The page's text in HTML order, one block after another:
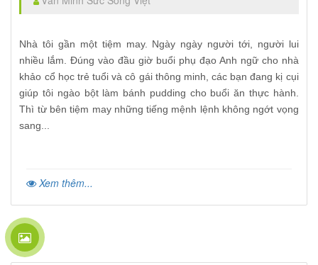
Nhà tôi gần một tiệm may. Ngày ngày người tới, người lui
nhiều lắm. Đúng vàođầu giờ buổi phụ đạo Anh ngữ cho nhà
khảo cổ học trẻ tuổi và cô gái thông minh, các bạn đang kị cụi
giúp tôi ngào bột làm bánh pudding cho buổi ăn thực hành.
Thì từ bên tiệm may những tiếng mệnh lệnh không ngớt vọng
sang...
Xem thêm...